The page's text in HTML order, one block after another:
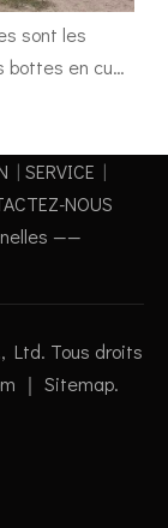
sont les
bottes en cuir
| SERVICE |
NOUS
——
Ltd. Tous droits
｜ Sitemap.